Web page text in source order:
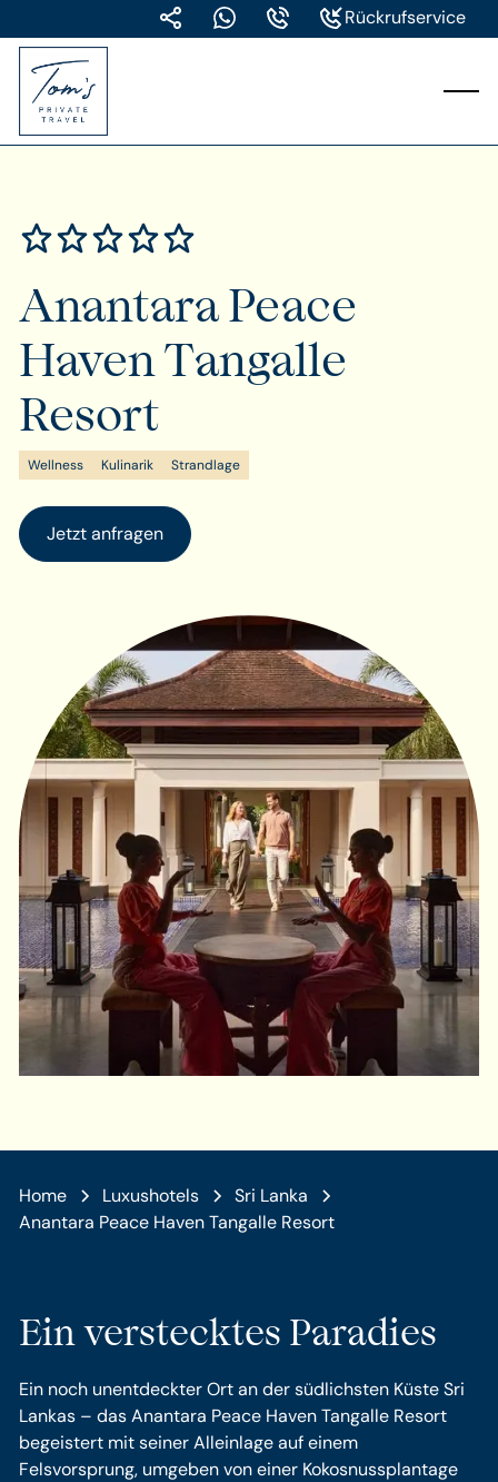
Rückrufservice
Anantara Peace
Haven Tangalle
Resort
Wellness Kulinarik Strandlage
Jetzt anfragen
Home Luxushotels
Sri Lanka
Anantara Peace Haven Tangalle Resort
Ein verstecktes Paradies
Ein noch unentdeckter Ort an der südlichsten Küste Sri
Lankas – das Anantara Peace Haven Tangalle Resort
begeistert mit seiner Alleinlage auf einem
Felsvorsprung, umgeben von einer Kokosnussplantage